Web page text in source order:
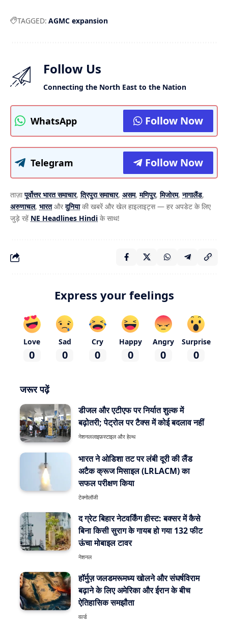
TAGGED: AGMC expansion
Follow Us
Connecting the North East to the Nation
WhatsApp Follow Now
Telegram Follow Now
ताज़ापूर्वोत्तर भारत समाचार,त्रिपुरा समाचार, असम,मणिपुर,मिजोरम,नागालैंड,
अरुणाचल, भारतऔरदुनियाकी खबरें और खेल हाइलाइट्स — हर अपडेट के लिए
जुड़े रहें NE Headlines Hindi के साथ!
Express your feelings
Love
0
Sad
0
Cry
0
Happy
0
Angry
0
Surprise
0
जरूर पढ़ें
डीजल और एटीएफ पर निर्यात शुल्क में
बढ़ोतरी; पेट्रोल पर टैक्स में कोई बदलाव नहीं
नेशनललाइफ़स्टाइल और हेल्थ
भारत ने ओडिशा तट पर लंबी दूरी की लैंड
अटैक क्रूज मिसाइल (LRLACM) का
सफल परीक्षण किया
टेक्नोलॉजी
द ग्रेट बिहार नेटवर्किंग हीस्ट: बक्सर में कैसे
बिना किसी सुराग के गायब हो गया 132 फीट
ऊंचा मोबाइल टावर
नेशनल
हॉर्मुज़ जलडमरूमध्य खोलने और संघर्षविराम
बढ़ाने के लिए अमेरिका और ईरान के बीच
ऐतिहासिक समझौता
वर्ल्ड